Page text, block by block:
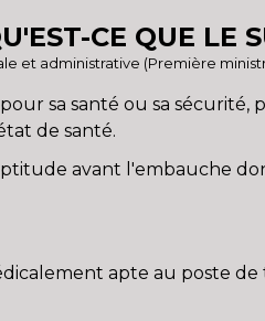
CE QUE LE
et administrative (Première
sa santé ou sa
de santé.
avant l'embauche
apte au poste